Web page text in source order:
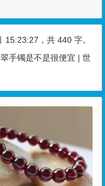
15:23:27 ，共 440 字。
手镯是不是很便宜 | 世